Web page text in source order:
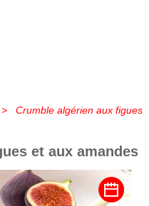
Crumble algérien aux figues
et aux amandes